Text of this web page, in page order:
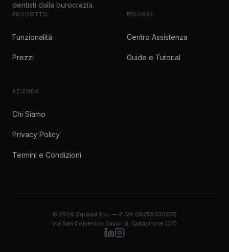
dentisti dalla burocrazia.
PRODOTTO
Funzionalità
Prezzi
RISORSE
Centro Assistenza
Guide e Tutorial
AZIENDA
Chi Siamo
Privacy Policy
Termini e Condizioni
© 2026 Squadd S.r.l. — P.IVA 06256330876
Via San Domenico Savio 13, Caltagirone (CT)